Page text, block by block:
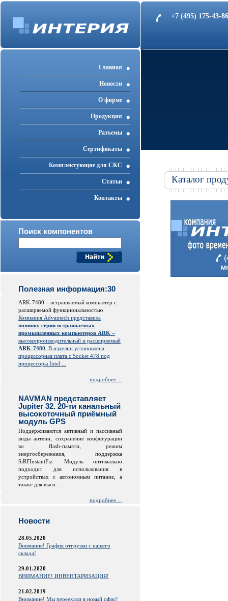
+7 (495) 175-43-
Главная
Новости
О фирме
Продукция
Разъемы
Cертификаты
Комплектующие для СКС
Статьи
Контакты
Поиск компонентов
Полезная информация:30
ARK-7480 – встраиваемый компьютер с
расширяемой функциональностью
Компания Advantech представила
новинку серии встраиваемых
промышленных компьютеров ARK –
высокопроизводительный и расширяемый
ARK-7480 . В изделии установлена
процессорная плата с Socket 478 под
процессоры Intel ...
подробнее ...
NAVMAN представляет
Jupiter 32. 20-ти канальный
высокоточный приёмный
модуль GPS
Поддерживаются активный и пассивный
виды антенн, сохранение конфигурации
во flash-памяти, режим
энергосбережения, поддержка
SiRFInstantFiz. Модуль оптимально
подходит для использования в
устройствах с автономным питание, а
также для высо...
подробнее ...
Новости
28.05.2020
Внимание! График отгрузки с нашего
склада!
29.01.2020
ВНИМАНИЕ! ИНВЕНТАРИЗАЦИЯ!
21.02.2019
Внимание! Мы переехали в новый офис!
Каталог